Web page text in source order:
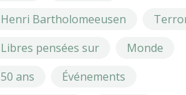
Henri Bartholomeeusen
Libres pensées sur
Monde
50 ans
Événements